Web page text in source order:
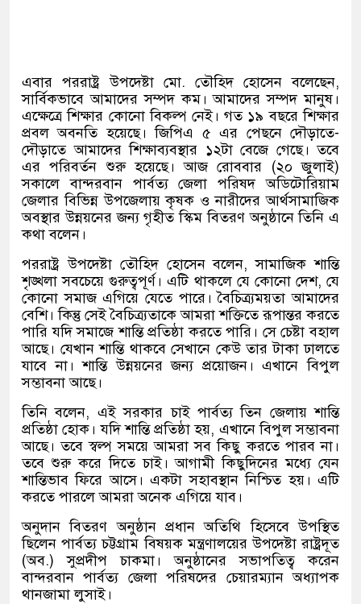
এবার পররাষ্ট্র উপদেষ্টা মো. তৌহিদ হোসেন বলেছেন,
সার্বিকভাবে আমাদের সম্পদ কম। আমাদের সম্পদ মানুষ।
এক্ষেত্রে শিক্ষার কোনো বিকল্প নেই। গত ১৯ বছরে শিক্ষার
প্রবল অবনতি হয়েছে। জিপিএ ৫ এর পেছনে দৌড়াতে-
দৌড়াতে আমাদের শিক্ষাব্যবস্থার ১২টা বেজে গেছে। তবে
এর পরিবর্তন শুরু হয়েছে। আজ রোববার (২০ জুলাই)
সকালে বান্দরবান পার্বত্য জেলা পরিষদ অডিটোরিয়াম
জেলার বিভিন্ন উপজেলায় কৃষক ও নারীদের আর্থসামাজিক
অবস্থার উন্নয়নের জন্য গৃহীত স্কিম বিতরণ অনুষ্ঠানে তিনি এ
কথা বলেন।
পররাষ্ট্র উপদেষ্টা তৌহিদ হোসেন বলেন, সামাজিক শান্তি
শৃঙ্খলা সবচেয়ে গুরুত্বপূর্ণ। এটি থাকলে যে কোনো দেশ, যে
কোনো সমাজ এগিয়ে যেতে পারে। বৈচিত্র্যময়তা আমাদের
বেশি। কিন্তু সেই বৈচিত্র্যতাকে আমরা শক্তিতে রূপান্তর করতে
পারি যদি সমাজে শান্তি প্রতিষ্ঠা করতে পারি। সে চেষ্টা বহাল
আছে। যেখান শান্তি থাকবে সেখানে কেউ তার টাকা ঢালতে
যাবে না। শান্তি উন্নয়নের জন্য প্রয়োজন। এখানে বিপুল
সম্ভাবনা আছে।
তিনি বলেন, এই সরকার চাই পার্বত্য তিন জেলায় শান্তি
প্রতিষ্ঠা হোক। যদি শান্তি প্রতিষ্ঠা হয়, এখানে বিপুল সম্ভাবনা
আছে। তবে স্বল্প সময়ে আমরা সব কিছু করতে পারব না।
তবে শুরু করে দিতে চাই। আগামী কিছুদিনের মধ্যে যেন
শান্তিভাব ফিরে আসে। একটা সহাবস্থান নিশ্চিত হয়। এটি
করতে পারলে আমরা অনেক এগিয়ে যাব।
অনুদান বিতরণ অনুষ্ঠান প্রধান অতিথি হিসেবে উপস্থিত
ছিলেন পার্বত্য চট্টগ্রাম বিষয়ক মন্ত্রণালয়ের উপদেষ্টা রাষ্ট্রদূত
(অব.) সুপ্রদীপ চাকমা। অনুষ্ঠানের সভাপতিত্ব করেন
বান্দরবান পার্বত্য জেলা পরিষদের চেয়ারম্যান অধ্যাপক
থানজামা লুসাই।